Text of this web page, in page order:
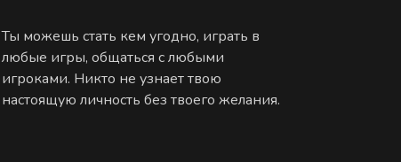
Ты можешь стать кем угодно, играть в
любые игры, общаться с любыми
игроками. Никто не узнает твою
настоящую личность без твоего желания.